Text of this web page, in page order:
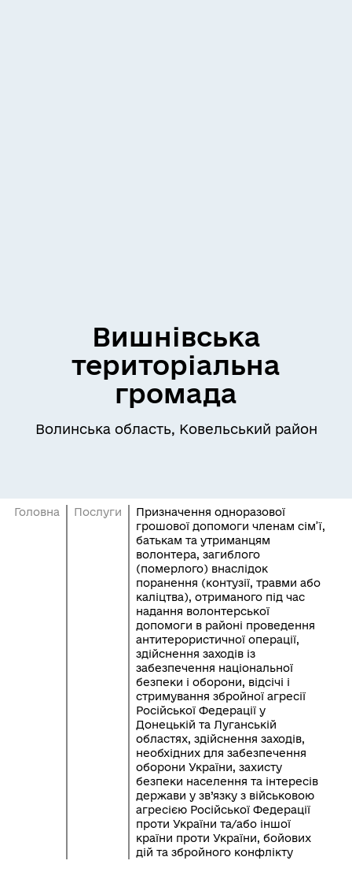
Вишнівська
територіальна
громада
Волинська область, Ковельський район
Головна Послуги
Призначення одноразової
грошової допомоги членам сім’ї,
батькам та утриманцям
волонтера, загиблого
(померлого) внаслідок
поранення (контузії, травми або
каліцтва), отриманого під час
надання волонтерської
допомоги в районі проведення
антитерористичної операції,
здійснення заходів із
забезпечення національної
безпеки і оборони, відсічі і
стримування збройної агресії
Російської Федерації у
Донецькій та Луганській
областях, здійснення заходів,
необхідних для забезпечення
оборони України, захисту
безпеки населення та інтересів
держави у зв’язку з військовою
агресією Російської Федерації
проти України та/або іншої
країни проти України, бойових
дій та збройного конфлікту